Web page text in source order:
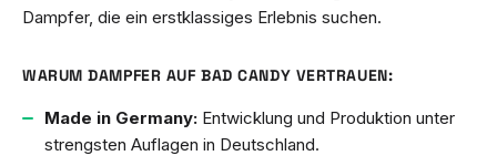
Dampfer, die ein erstklassiges Erlebnis suchen.
WARUM DAMPFER AUF BAD CANDY VERTRAUEN:
Made in Germany: Entwicklung und Produktion unter
strengsten Auflagen in Deutschland.